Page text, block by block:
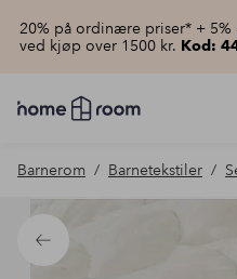
20% på ordinære priser* + 5%
ved kjøp over 1500 kr. Kod:
Homeroom
–
hjemmet
lav
pris
Barnerom Barnetekstiler
Tilbake